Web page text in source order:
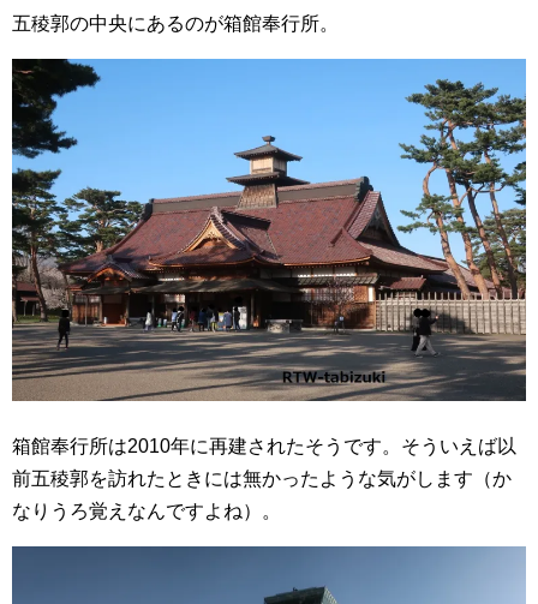
五稜郭の中央にあるのが箱館奉行所。
箱館奉行所は2010年に再建されたそうです。そういえば以
前五稜郭を訪れたときには無かったような気がします（か
なりうろ覚えなんですよね）。